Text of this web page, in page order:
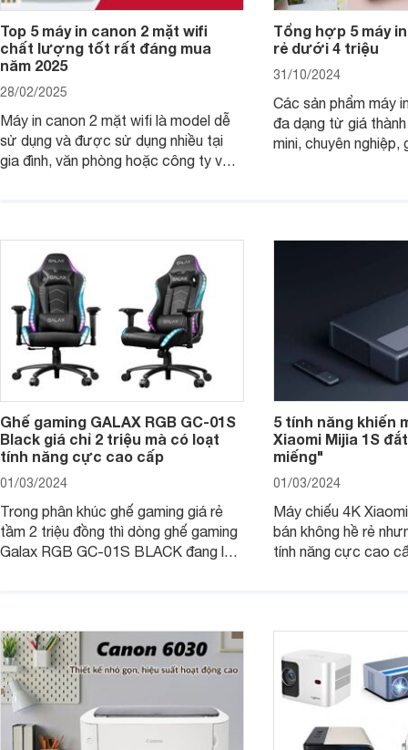
Top 5 máy in canon 2 mặt wifi
chất lượng tốt rất đáng mua
năm 2025
28/02/2025
Máy in canon 2 mặt wifi là model dễ
sử dụng và được sử dụng nhiều tại
gia đình, văn phòng hoặc công ty vừa
Tổng hợp 5 máy
rẻ dưới 4 triệu
31/10/2024
Các sản phẩm máy
đa dạng từ giá
mini, chuyên nghiệp,
Ghế gaming GALAX RGB GC-01S
Black giá chỉ 2 triệu mà có loạt
tính năng cực cao cấp
01/03/2024
Trong phân khúc ghế gaming giá rẻ
tầm 2 triệu đồng thì dòng ghế gaming
Galax RGB GC-01S BLACK đang là
5 tính năng khiến
Xiaomi Mijia 1S
miếng"
01/03/2024
Máy chiếu 4K
bán không hề rẻ
tính năng cực cao